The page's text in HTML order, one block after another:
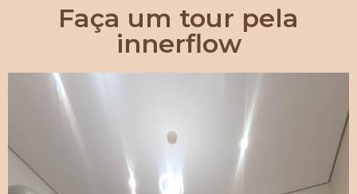
Faça um tour pela
innerflow